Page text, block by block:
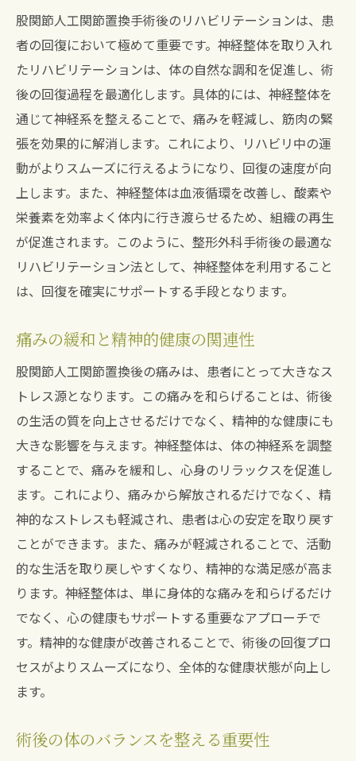
神経整体が導く快適な日常生活
宝塚南口駅の神経整体がリハビリに与える革新
とは
リハビリテーションにおける新しいアプロ
ーチ
神経整体がもたらすリハビリの進化
個々の回復速度に合わせた施術のカスタマ
イズ
神経系への働きかけとその効果
持続可能なリハビリプランの提案
施術がもたらすリハビリの成功率向上
復力
回復力を高める神経整体の実践
人工関節置換後に期待される回復の兆し
神経整体による機能改善のプロセス
施術がもたらす筋肉と関節の調和
早期回復を目指すための施術プラン
患者の声が示す回復の実例
宝塚南口駅の神経整体がもたらす心身のバラン
スと健康
心身のバランスを整える施術の重要性
神経整体がもたらすリラクゼーション効果
ストレス軽減と健康維持の関連性
内面的健康と外面的健康の相乗効果
患者の健康意識を高める施術プログラム
股関節人工関節置換手術後のリハビリテーションは、患
者の回復において極めて重要です。神経整体を取り入れ
たリハビリテーションは、体の自然な調和を促進し、術
後の回復過程を最適化します。具体的には、神経整体を
通じて神経系を整えることで、痛みを軽減し、筋肉の緊
張を効果的に解消します。これにより、リハビリ中の運
動がよりスムーズに行えるようになり、回復の速度が向
上します。また、神経整体は血液循環を改善し、酸素や
栄養素を効率よく体内に行き渡らせるため、組織の再生
が促進されます。このように、整形外科手術後の最適な
リハビリテーション法として、神経整体を利用すること
は、回復を確実にサポートする手段となります。
痛みの緩和と精神的健康の関連性
股関節人工関節置換後の痛みは、患者にとって大きなス
トレス源となります。この痛みを和らげることは、術後
の生活の質を向上させるだけでなく、精神的な健康にも
大きな影響を与えます。神経整体は、体の神経系を調整
することで、痛みを緩和し、心身のリラックスを促進し
ます。これにより、痛みから解放されるだけでなく、精
神的なストレスも軽減され、患者は心の安定を取り戻す
ことができます。また、痛みが軽減されることで、活動
的な生活を取り戻しやすくなり、精神的な満足感が高ま
ります。神経整体は、単に身体的な痛みを和らげるだけ
でなく、心の健康もサポートする重要なアプローチで
す。精神的な健康が改善されることで、術後の回復プロ
セスがよりスムーズになり、全体的な健康状態が向上し
ます。
術後の体のバランスを整える重要性